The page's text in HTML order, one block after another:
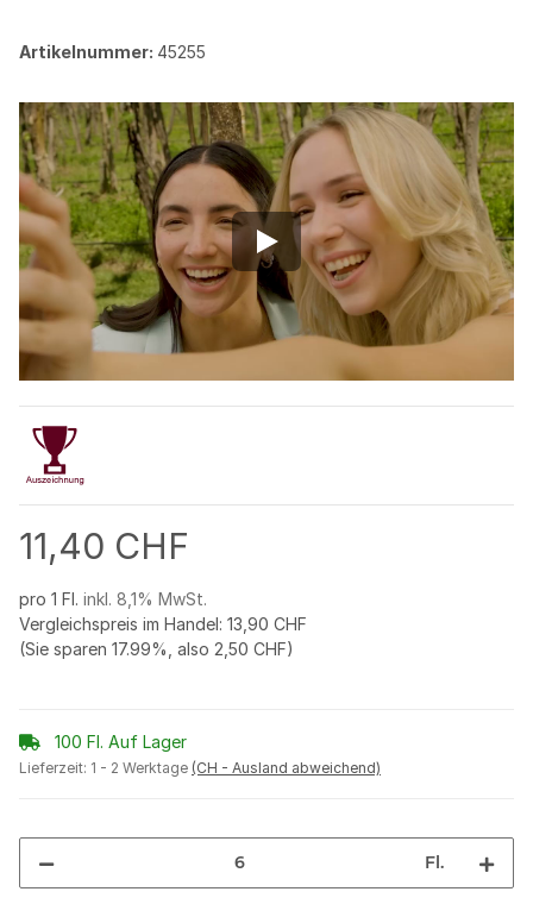
Artikelnummer: 45255
11,40 CHF
pro 1 Fl. inkl. 8,1% MwSt.
Vergleichspreis im Handel: 13,90 CHF
(Sie sparen 17.99% , also 2,50 CHF)
100 Fl. Auf Lager
Lieferzeit: 1 - 2 Werktage (CH - Ausland abweichend)
Fl.